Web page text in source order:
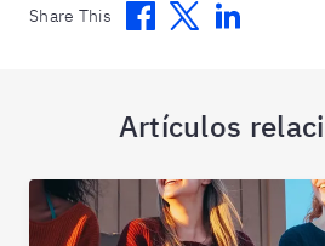
Share This Facebook
TwitterLinkedin
Artículos